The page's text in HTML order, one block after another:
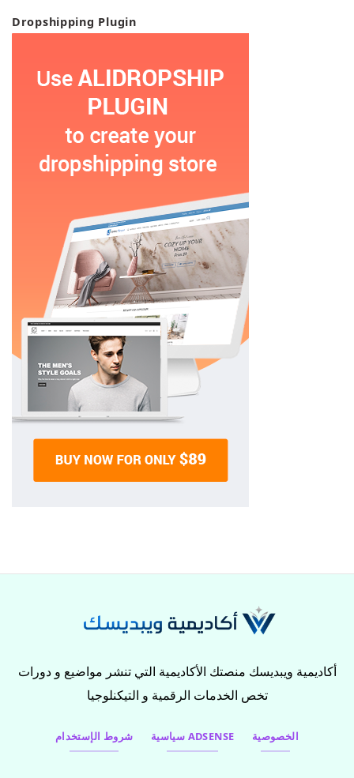
Dropshipping Plugin
أكاديمية ويبديسك منصتك الأكاديمية التي تنشر مواضيع و دورات
تخص الخدمات الرقمية و التيكنلوجيا
شروط الإستخدام سياسية ADSENSE الخصوصية